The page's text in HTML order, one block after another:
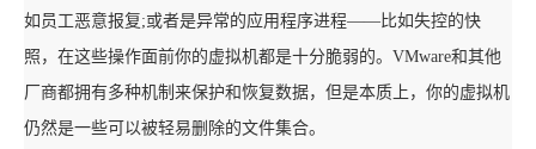
如员工恶意报复;或者是异常的应用程序进程——比如失控的快
照，在这些操作面前你的虚拟机都是十分脆弱的。VMware和其他
厂商都拥有多种机制来保护和恢复数据，但是本质上，你的虚拟机
仍然是一些可以被轻易删除的文件集合。